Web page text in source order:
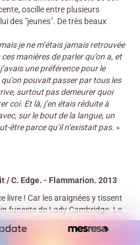
oscille entre plusieurs
des "jeunes". De très beaux
je ne m’étais jamais retrouvée
manières de parler qu’on a, et
une préférence pour le
pouvait passer par tous les
surtout pas demeurer quoi
coi. Et là, j’en étais réduite à
sur le bout de la langue, un
être parce qu’il n’existait pas. »
/ C. Edge. - Flammarion. 2013
livre ! Car les araignées y tissent
funeste de Lady Cambridge. Le
aux hommes, a le pouvoir
forcenée, des visions du